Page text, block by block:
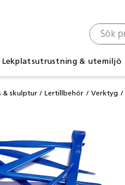
Lekplatsutrustning & utemiljö
& skulptur Lertillbehör Verktyg